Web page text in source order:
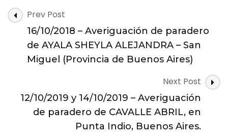
Post
Navigation
Prev Post
16/10/2018 – Averiguación de paradero
de AYALA SHEYLA ALEJANDRA – San
Miguel (Provincia de Buenos Aires)
Next Post
12/10/2019 y 14/10/2019 – Averiguación
de paradero de CAVALLE ABRIL, en
Punta Indio, Buenos Aires.